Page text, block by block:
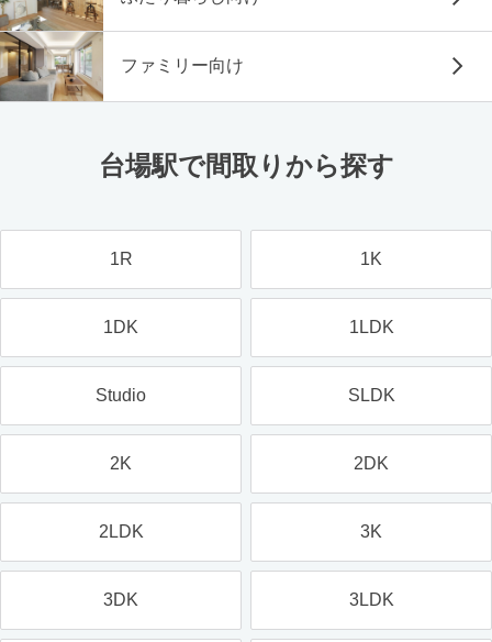
ファミリー向け
台場駅で間取りから探す
1R 1K
1DK 1LDK
Studio SLDK
2K 2DK
2LDK 3K
3DK 3LDK